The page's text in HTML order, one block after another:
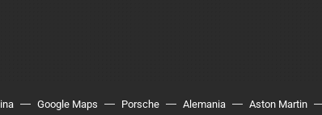
Google Maps Porsche Alemania Aston Martin